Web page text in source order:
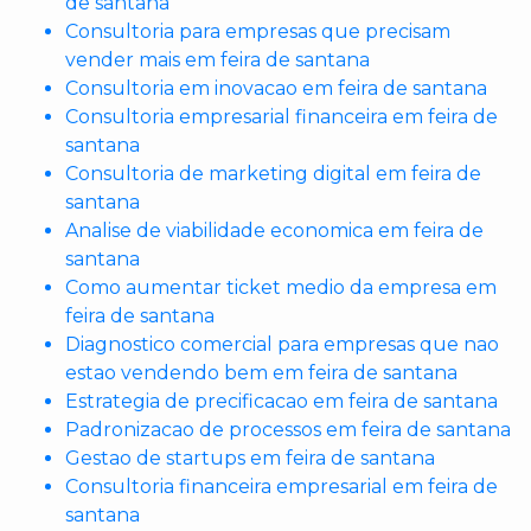
Consultoria para empresas que precisam
vender mais em feira de santana
Consultoria em inovacao em feira de santana
Consultoria empresarial financeira em feira de
santana
Consultoria de marketing digital em feira de
santana
Analise de viabilidade economica em feira de
santana
Como aumentar ticket medio da empresa em
feira de santana
Diagnostico comercial para empresas que nao
estao vendendo bem em feira de santana
Estrategia de precificacao em feira de santana
Padronizacao de processos em feira de santana
Gestao de startups em feira de santana
Consultoria financeira empresarial em feira de
santana